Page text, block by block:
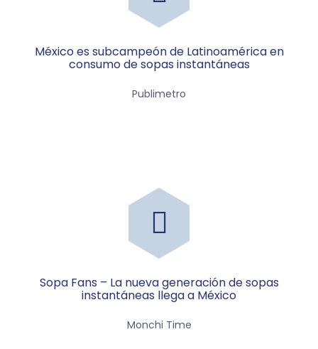
México es subcampeón de Latinoamérica en
consumo de sopas instantáneas
Publimetro
Sopa Fans – La nueva generación de sopas
instantáneas llega a México
Monchi Time